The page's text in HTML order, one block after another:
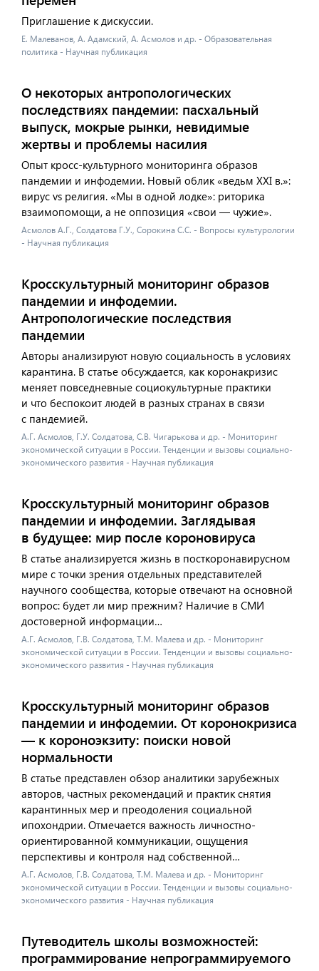
Приглашение к дискуссии.
Е. Малеванов, А. Адамский, А. Асмолов и др. - Образовательная
политика - Научная публикация
О некоторых антропологических
последствиях пандемии: пасхальный
выпуск, мокрые рынки, невидимые
жертвы и проблемы насилия
Опыт кросс-культурного мониторинга образов
пандемии и инфодемии. Новый облик «ведьм XXI в.»:
вирус vs религия. «Мы в одной лодке»: риторика
взаимопомощи, а не оппозиция «свои — чужие».
Асмолов А.Г., Солдатова Г.У., Сорокина С.С. - Вопросы культурологии
- Научная публикация
Кросскультурный мониторинг образов
пандемии и инфодемии.
Антропологические последствия
пандемии
Авторы анализируют новую социальность в условиях
карантина. В статье обсуждается, как коронакризис
меняет повседневные социокультурные практики
и что беспокоит людей в разных странах в связи
с пандемией.
А.Г. Асмолов, Г.У. Солдатова, С.В. Чигарькова и др. - Мониторинг
экономической ситуации в России. Тенденции и вызовы социально-
экономического развития - Научная публикация
Кросскультурный мониторинг образов
пандемии и инфодемии. Заглядывая
в будущее: мир после короновируса
В статье анализируется жизнь в посткоронавирусном
мире с точки зрения отдельных представителей
научного сообщества, которые отвечают на основной
вопрос: будет ли мир прежним? Наличие в СМИ
достоверной информации…
А.Г. Асмолов, Г.В. Солдатова, Т.М. Малева и др. - Мониторинг
экономической ситуации в России. Тенденции и вызовы социально-
экономического развития - Научная публикация
Кросскультурный мониторинг образов
пандемии и инфодемии. От коронокризиса
— к короноэкзиту: поиски новой
нормальности
В статье представлен обзор аналитики зарубежных
авторов, частных рекомендаций и практик снятия
карантинных мер и преодоления социальной
ипохондрии. Отмечается важность личностно-
ориентированной коммуникации, ощущения
перспективы и контроля над собственной…
А.Г. Асмолов, Г.В. Солдатова, Т.М. Малева и др. - Мониторинг
экономической ситуации в России. Тенденции и вызовы социально-
экономического развития - Научная публикация
Путеводитель школы возможностей:
программирование непрограммируемого